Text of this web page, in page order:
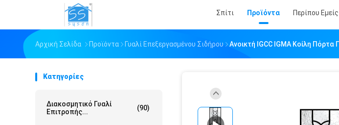
Σπίτι Προϊόντα Περίπου Εμείς
Αρχική Σελίδα Προϊόντα Γυαλί Επεξεργασμένου Σιδήρου Ανοικτή IGCC IGMA Κοίλη
Κατηγορίες
Διακοσμητικό Γυαλί
Επιτροπής...
(90)